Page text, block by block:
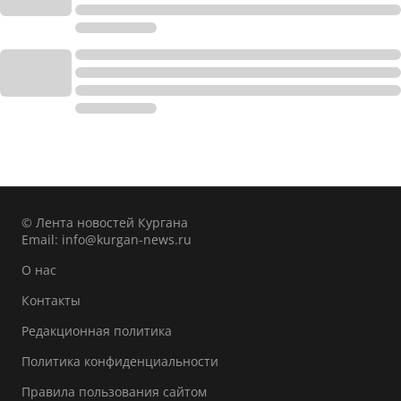
© Лента новостей Кургана
Email: info@kurgan-news.ru
О нас
Контакты
Редакционная политика
Политика конфиденциальности
Правила пользования сайтом